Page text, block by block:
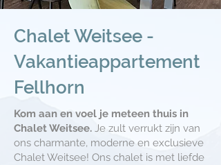
Chalet Weitsee -
Vakantieappartement
Fellhorn
Kom aan en voel je meteen thuis in
Chalet Weitsee. Je zult verrukt zijn van
ons charmante, moderne en exclusieve
Chalet Weitsee! Ons chalet is met liefde